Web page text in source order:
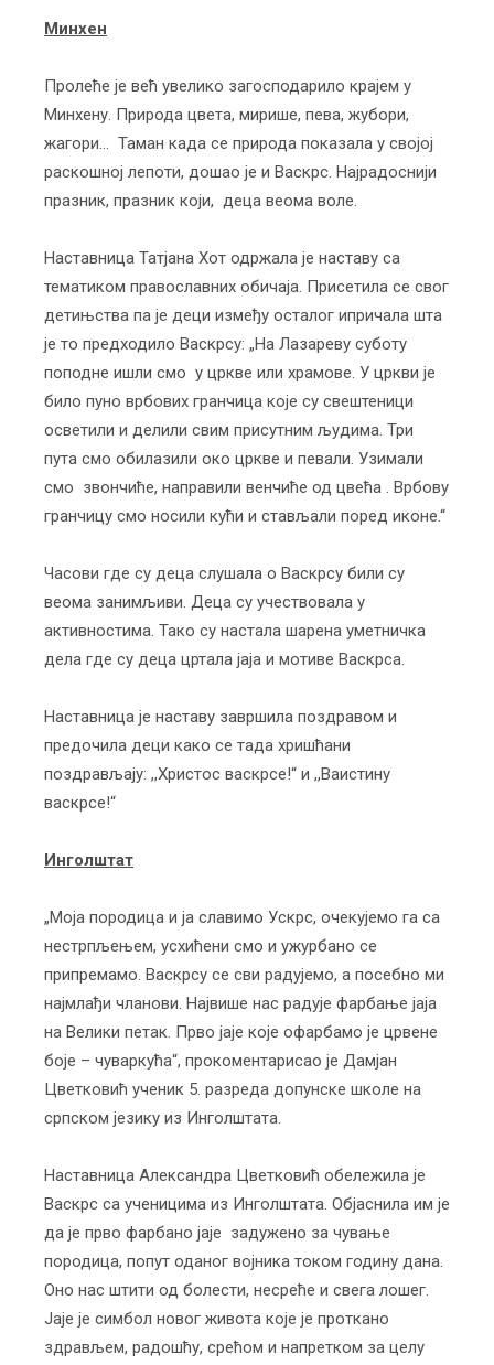
Минхен
Пролеће је већ увелико загосподарило крајем у
Минхену. Природа цвета, мирише, пева, жубори,
жагори… Таман када се природа показала у својој
раскошној лепоти, дошао је и Васкрс. Најрадоснији
празник, празник који, деца веома воле.
Наставница Татјана Хот одржала је наставу са
тематиком православних обичаја. Присетила се свог
детињства па је деци између осталог ипричала шта
је то предходило Васкрсу: „На Лазареву суботу
поподне ишли смо у цркве или храмове. У цркви је
било пуно врбових гранчица које су свештеници
осветили и делили свим присутним људима. Три
пута смо обилазили око цркве и певали. Узимали
смо звончиће, направили венчиће од цвећа . Врбову
гранчицу смо носили кући и стављали поред иконе.“
Часови где су деца слушала о Васкрсу били су
веома занимљиви. Деца су учествовала у
активностима. Тако су настала шарена уметничка
дела где су деца цртала јаја и мотиве Васкрса.
Наставница је наставу завршила поздравом и
предочила деци како се тада хришћани
поздрављају: ,,Христос васкрсе!“ и ,,Ваистину
васкрсе!“
Инголштат
„Моја породица и ја славимо Ускрс, очекујемо га са
нестрпљењем, усхићени смо и ужурбано се
припремамо. Васкрсу се сви радујемо, а посебно ми
најмлађи чланови. Највише нас радује фарбање јаја
на Велики петак. Прво јаје које офарбамо је црвене
боје – чуваркућа“, прокоментарисао је Дамјан
Цветковић ученик 5. разреда допунске школе на
српском језику из Инголштата.
Наставница Александра Цветковић обележила је
Васкрс са ученицима из Инголштата. Објаснила им је
да је прво фарбано јаје задужено за чување
породица, попут оданог војника током годину дана.
Оно нас штити од болести, несреће и свега лошег.
Јаје је симбол новог живота које је проткано
здрављем, радошћу, срећом и напретком за целу